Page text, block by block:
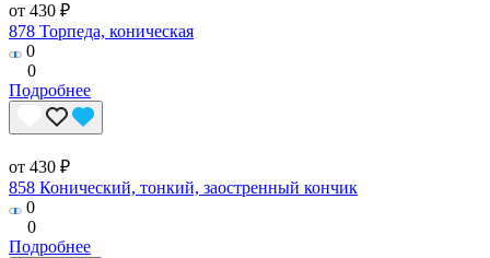
от 430 ₽
878 Торпеда, коническая
0
0
Подробнее
от 430 ₽
858 Конический, тонкий, заостренный кончик
0
0
Подробнее